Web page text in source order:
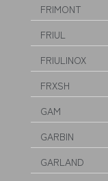
FRIMONT
FRIUL
FRIULINOX
FRXSH
GAM
GARBIN
GARLAND